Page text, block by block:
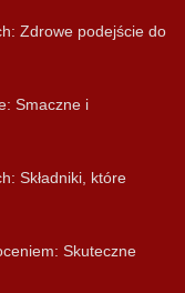
Zdrowe podejście do
Smaczne i
Składniki, które
Skuteczne